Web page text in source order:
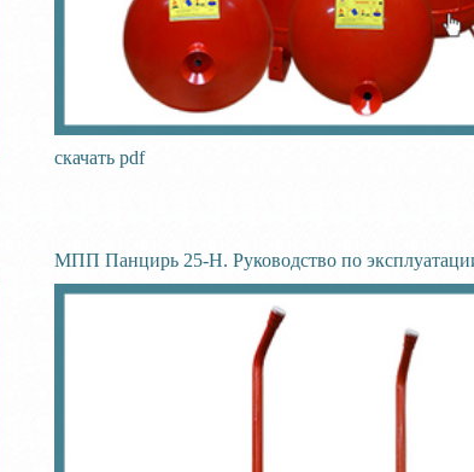
скачать pdf
МПП Панцирь 25-Н. Руководство по